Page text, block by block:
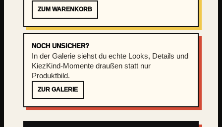
ZUM WARENKORB
NOCH UNSICHER?
In der Galerie siehst du echte Looks, Details und
KiezKind-Momente draußen statt nur
Produktbild.
ZUR GALERIE